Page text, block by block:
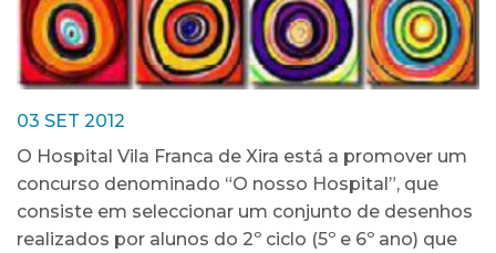
03 SET 2012
O Hospital Vila Franca de Xira está a promover um
concurso denominado “O nosso Hospital”, que
consiste em seleccionar um conjunto de desenhos
realizados por alunos do 2º ciclo (5º e 6º ano) que